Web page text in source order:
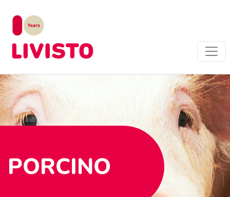
PORCINO